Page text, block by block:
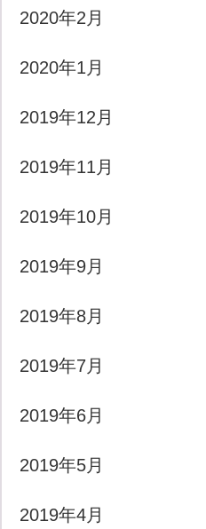
2020年2月
2020年1月
2019年12月
2019年11月
2019年10月
2019年9月
2019年8月
2019年7月
2019年6月
2019年5月
2019年4月